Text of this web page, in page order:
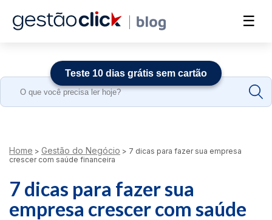
☰
Search
Home > Gestão do Negócio > 7 dicas para fazer sua empresa
crescer com saúde financeira
7 dicas para fazer sua
empresa crescer com saúde
Teste 10 dias grátis sem cartão